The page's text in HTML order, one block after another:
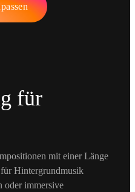
für
mit einer Länge
Hintergrundmusik
oder immersive